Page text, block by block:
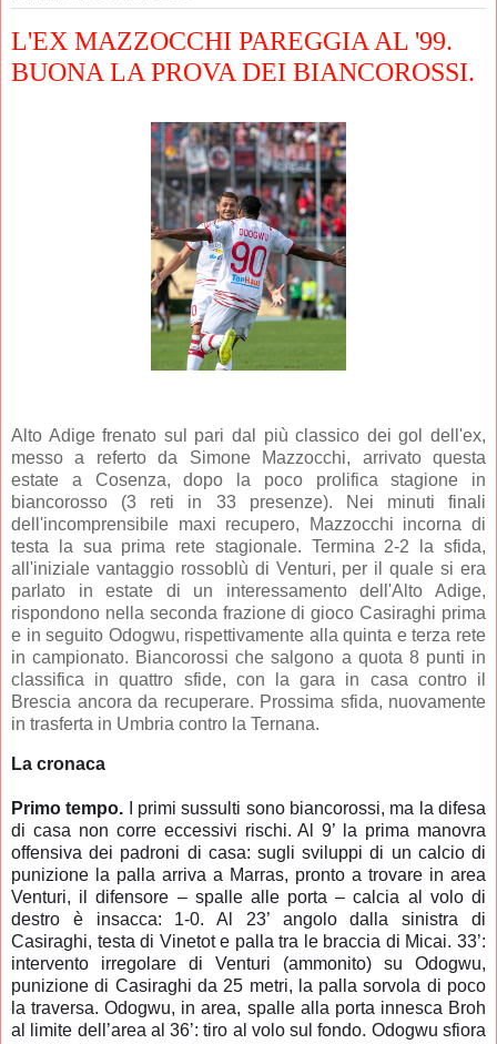
L'EX MAZZOCCHI PAREGGIA AL '99.
BUONA LA PROVA DEI BIANCOROSSI.
Alto Adige frenato sul pari dal più classico dei gol dell'ex,
messo a referto da Simone Mazzocchi, arrivato questa
estate a Cosenza, dopo la poco prolifica stagione in
biancorosso (3 reti in 33 presenze). Nei minuti finali
dell'incomprensibile maxi recupero, Mazzocchi incorna di
testa la sua prima rete stagionale. Termina 2-2 la sfida,
all'iniziale vantaggio rossoblù di Venturi, per il quale si era
parlato in estate di un interessamento dell'Alto Adige,
rispondono nella seconda frazione di gioco Casiraghi prima
e in seguito Odogwu, rispettivamente alla quinta e terza rete
in campionato. Biancorossi che salgono a quota 8 punti in
classifica in quattro sfide, con la gara in casa contro il
Brescia ancora da recuperare. Prossima sfida, nuovamente
in trasferta in Umbria contro la Ternana.
La cronaca
Primo tempo. I primi sussulti sono biancorossi, ma la difesa
di casa non corre eccessivi rischi. Al 9’ la prima manovra
offensiva dei padroni di casa: sugli sviluppi di un calcio di
punizione la palla arriva a Marras, pronto a trovare in area
Venturi, il difensore – spalle alle porta – calcia al volo di
destro è insacca: 1-0. Al 23’ angolo dalla sinistra di
Casiraghi, testa di Vinetot e palla tra le braccia di Micai. 33’:
intervento irregolare di Venturi (ammonito) su Odogwu,
punizione di Casiraghi da 25 metri, la palla sorvola di poco
la traversa. Odogwu, in area, spalle alla porta innesca Broh
al limite dell’area al 36’: tiro al volo sul fondo. Odogwu sfiora